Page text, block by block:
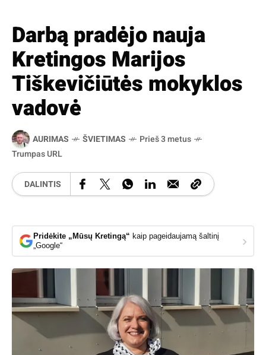
Darbą pradėjo nauja
Kretingos Marijos
Tiškevičiūtės mokyklos
vadovė
AURIMAS ŠVIETIMAS
Prieš 3 metus
Trumpas URL
DALINTIS
Pridėkite „Mūsų Kretingą“ kaip pageidaujamą šaltinį
„Google“
›